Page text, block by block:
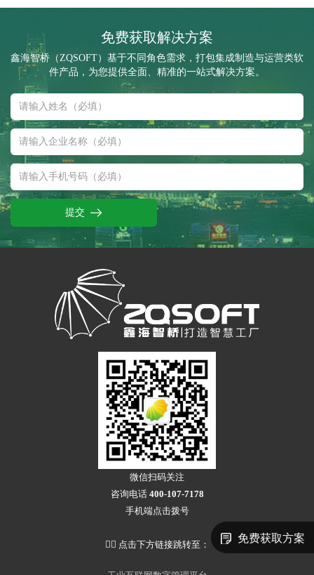
免费获取解决方案
鑫海智桥（ZQSOFT）基于不同角色需求，打包集成制造与运营类软
件产品，为您提供全面、精准的一站式解决方案。
提交
微信扫码关注
咨询电话 400-107-7178
手机端点击拨号
👇🏻 点击下方链接跳转至：
免费获取方案